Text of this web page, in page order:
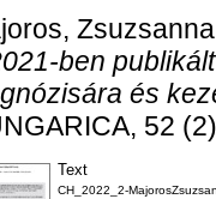
Zsuzsanna
ben
és
52
Text
CH_2022_2-